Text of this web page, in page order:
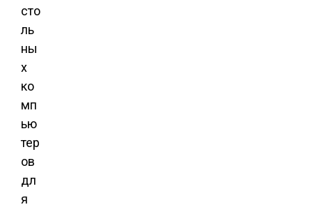
сто
ль
ны
х
ко
мп
ью
тер
ов
дл
я